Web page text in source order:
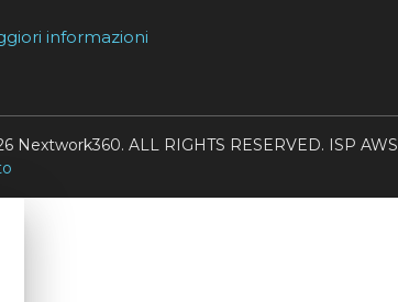
informazioni
Nextwork360. ALL RIGHTS RESERVED. ISP AWS